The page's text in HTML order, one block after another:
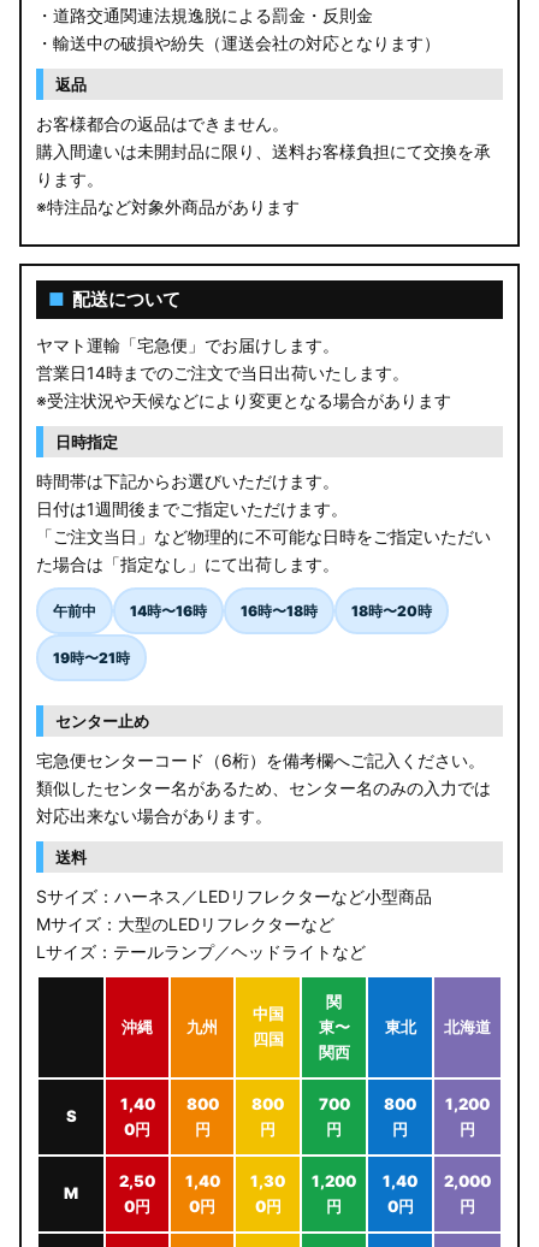
・道路交通関連法規逸脱による罰金・反則金
・輸送中の破損や紛失（運送会社の対応となります）
返品
お客様都合の返品はできません。
購入間違いは未開封品に限り、送料お客様負担にて交換を承
ります。
※特注品など対象外商品があります
■ 配送について
ヤマト運輸「宅急便」でお届けします。
営業日14時までのご注文で当日出荷いたします。
※受注状況や天候などにより変更となる場合があります
日時指定
時間帯は下記からお選びいただけます。
日付は1週間後までご指定いただけます。
「ご注文当日」など物理的に不可能な日時をご指定いただい
た場合は「指定なし」にて出荷します。
午前中 14時〜16時 16時〜18時 18時〜20時
19時〜21時
センター止め
宅急便センターコード（6桁）を備考欄へご記入ください。
類似したセンター名があるため、センター名のみの入力では
対応出来ない場合があります。
送料
Sサイズ：ハーネス／LEDリフレクターなど小型商品
Mサイズ：大型のLEDリフレクターなど
Lサイズ：テールランプ／ヘッドライトなど
沖縄 九州
中国
四国
関
東〜
関西
東北 北海道
S
1,40
0円
800
円
800
円
700
円
800
円
1,200
円
M
2,50
0円
1,40
0円
1,30
0円
1,200
円
1,40
0円
2,000
円